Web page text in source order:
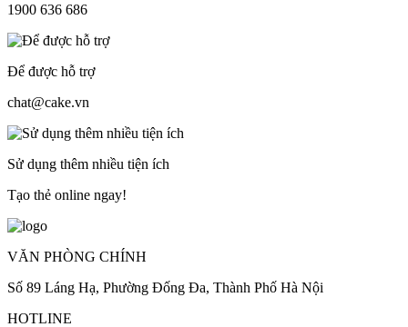
1900 636 686
Để được hỗ trợ
chat@cake.vn
Sử dụng thêm nhiều tiện ích
Tạo thẻ online ngay!
VĂN PHÒNG CHÍNH
Số 89 Láng Hạ, Phường Đống Đa, Thành Phố Hà Nội
HOTLINE